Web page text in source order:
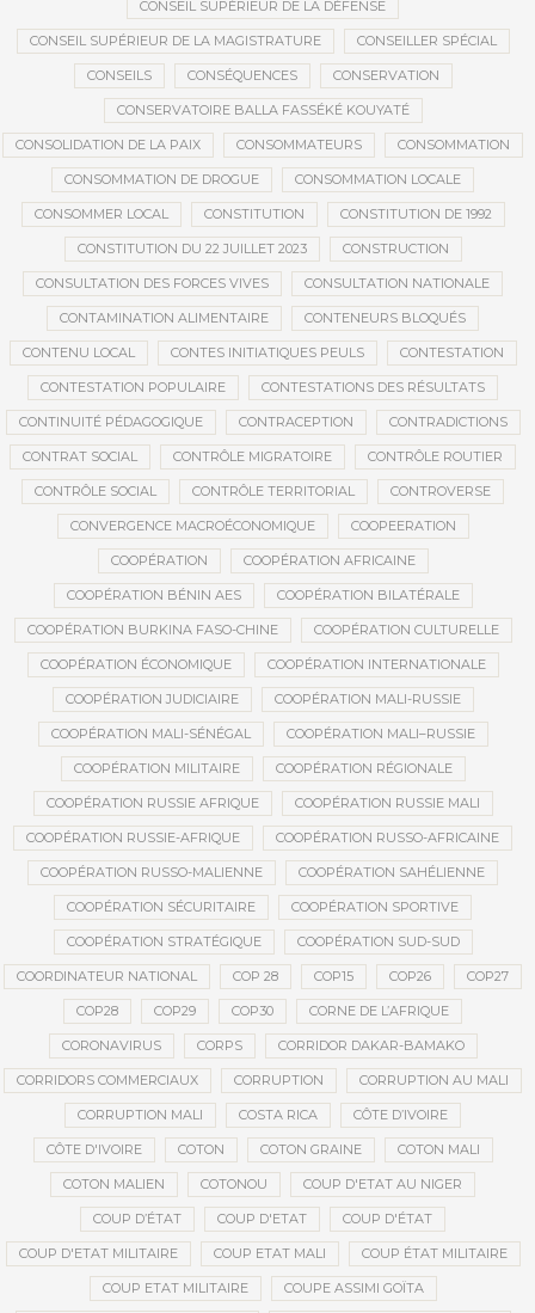
CONSEIL SUPÉRIEUR DE LA DÉFENSE
CONSEIL SUPÉRIEUR DE LA MAGISTRATURE CONSEILLER SPÉCIAL
CONSEILS CONSÉQUENCES CONSERVATION
CONSERVATOIRE BALLA FASSÉKÉ KOUYATÉ
CONSOLIDATION DE LA PAIX CONSOMMATEURS CONSOMMATION
CONSOMMATION DE DROGUE CONSOMMATION LOCALE
CONSOMMER LOCAL CONSTITUTION CONSTITUTION DE 1992
CONSTITUTION DU 22 JUILLET 2023 CONSTRUCTION
CONSULTATION DES FORCES VIVES CONSULTATION NATIONALE
CONTAMINATION ALIMENTAIRE CONTENEURS BLOQUÉS
CONTENU LOCAL CONTES INITIATIQUES PEULS CONTESTATION
CONTESTATION POPULAIRE CONTESTATIONS DES RÉSULTATS
CONTINUITÉ PÉDAGOGIQUE CONTRACEPTION CONTRADICTIONS
CONTRAT SOCIAL CONTRÔLE MIGRATOIRE CONTRÔLE ROUTIER
CONTRÔLE SOCIAL CONTRÔLE TERRITORIAL CONTROVERSE
CONVERGENCE MACROÉCONOMIQUE COOPEERATION
COOPÉRATION COOPÉRATION AFRICAINE
COOPÉRATION BÉNIN AES COOPÉRATION BILATÉRALE
COOPÉRATION BURKINA FASO-CHINE COOPÉRATION CULTURELLE
COOPÉRATION ÉCONOMIQUE COOPÉRATION INTERNATIONALE
COOPÉRATION JUDICIAIRE COOPÉRATION MALI-RUSSIE
COOPÉRATION MALI-SÉNÉGAL COOPÉRATION MALI–RUSSIE
COOPÉRATION MILITAIRE COOPÉRATION RÉGIONALE
COOPÉRATION RUSSIE AFRIQUE COOPÉRATION RUSSIE MALI
COOPÉRATION RUSSIE-AFRIQUE COOPÉRATION RUSSO-AFRICAINE
COOPÉRATION RUSSO-MALIENNE COOPÉRATION SAHÉLIENNE
COOPÉRATION SÉCURITAIRE COOPÉRATION SPORTIVE
COOPÉRATION STRATÉGIQUE COOPÉRATION SUD-SUD
COORDINATEUR NATIONAL COP 28 COP15 COP26 COP27
COP28 COP29 COP30 CORNE DE L’AFRIQUE
CORONAVIRUS CORPS CORRIDOR DAKAR-BAMAKO
CORRIDORS COMMERCIAUX CORRUPTION CORRUPTION AU MALI
CORRUPTION MALI COSTA RICA CÔTE D’IVOIRE
CÔTE D'IVOIRE COTON COTON GRAINE COTON MALI
COTON MALIEN COTONOU COUP D'ETAT AU NIGER
COUP D’ÉTAT COUP D'ETAT COUP D'ÉTAT
COUP D'ETAT MILITAIRE COUP ETAT MALI COUP ÉTAT MILITAIRE
COUP ETAT MILITAIRE COUPE ASSIMI GOÏTA